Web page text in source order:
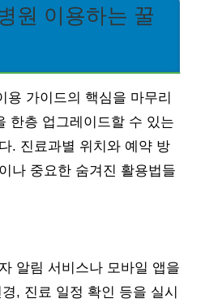
원 이용하는 꿀
용 가이드의 핵심을 마무리
한층 업그레이드할 수 있는
. 진료과별 위치와 예약 방
나 중요한 숨겨진 활용법들
알림 서비스나 모바일 앱을
, 진료 일정 확인 등을 실시